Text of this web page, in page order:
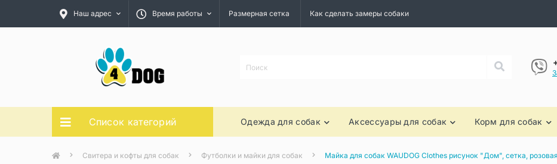
Наш адрес Время работы Размерная сетка Как сделать замеры собаки
Список категорий Одежда для собак Аксессуары для собак Корм для собак
Свитера и кофты для собак Футболки и майки для собак Майка для собак WAUDOG Clothes рисунок "Дом", сетка, розовая